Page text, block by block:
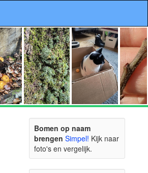
Bomen op naam
brengen Simpel! Kijk naar
foto's en vergelijk.